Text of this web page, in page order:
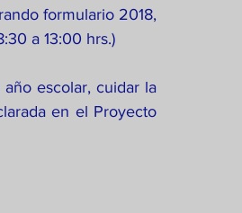
formulario 2018,
a 13:00 hrs.)
escolar, cuidar la
en el Proyecto